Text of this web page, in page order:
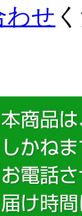
わせ